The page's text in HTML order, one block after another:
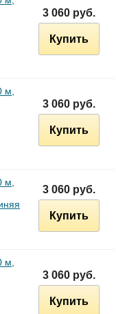
3 060 руб.
Купить
м,
3 060 руб.
Купить
м,
3 060 руб.
Купить
м,
3 060 руб.
Купить